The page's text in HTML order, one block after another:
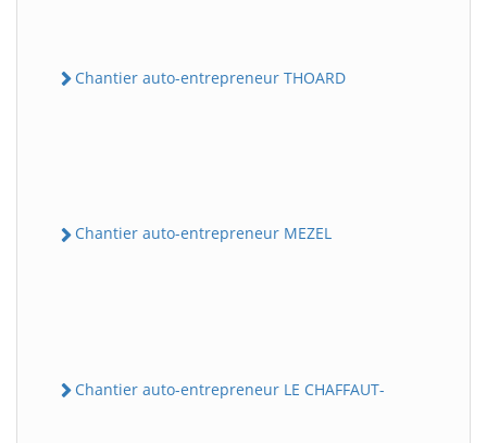
Chantier auto-entrepreneur THOARD
Chantier auto-entrepreneur MEZEL
Chantier auto-entrepreneur LE CHAFFAUT-